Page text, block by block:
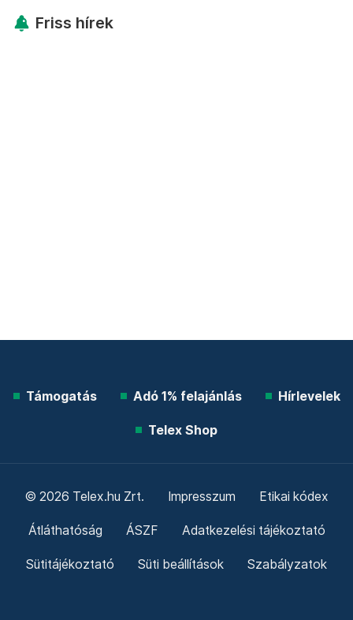
Friss hírek
Támogatás Adó 1% felajánlás Hírlevelek
Telex Shop
© 2026 Telex.hu Zrt. Impresszum Etikai kódex
Átláthatóság ÁSZF Adatkezelési tájékoztató
Sütitájékoztató Süti beállítások Szabályzatok